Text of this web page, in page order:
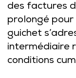
des factures
prolongé
guichet
intermédiaire
conditions